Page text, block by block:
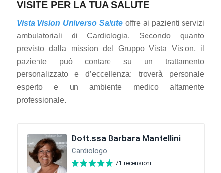
VISITE PER LA TUA SALUTE
Vista Vision Universo Salute offre ai pazienti servizi
ambulatoriali di Cardiologia. Secondo quanto
previsto dalla mission del Gruppo Vista Vision, il
paziente può contare su un trattamento
personalizzato e d’eccellenza: troverà personale
esperto e un ambiente medico altamente
professionale.